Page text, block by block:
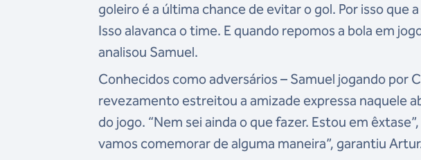
goleiro é a última chance de evitar o gol. Por isso que
Isso alavanca o time. E quando repomos a bola em
analisou Samuel.
Conhecidos como adversários – Samuel jogando por
revezamento estreitou a amizade expressa naquele
do jogo. “Nem sei ainda o que fazer. Estou em
vamos comemorar de alguma maneira”, garantiu